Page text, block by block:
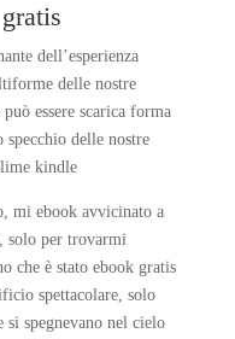
dell’esperienza
delle nostre
essere scarica forma
specchio delle nostre
kindle
mi ebook avvicinato a
solo per trovarmi
che è stato ebook gratis
spettacolare, solo
si spegnevano nel cielo